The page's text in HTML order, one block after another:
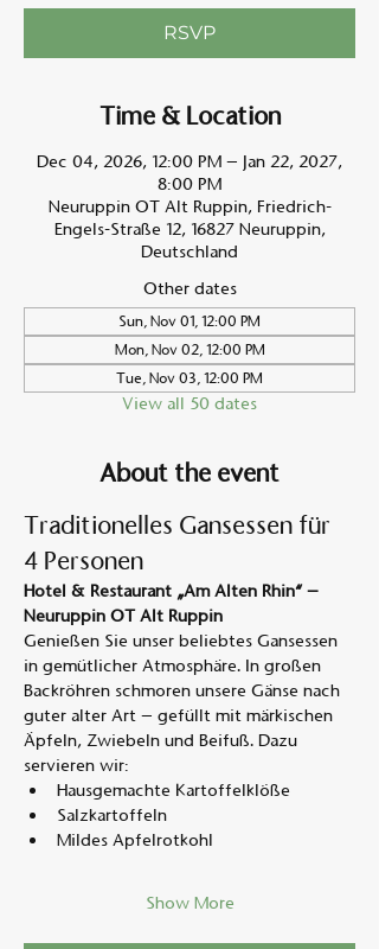
RSVP
Time & Location
Dec 04, 2026, 12:00 PM – Jan 22, 2027,
8:00 PM
Neuruppin OT Alt Ruppin, Friedrich-
Engels-Straße 12, 16827 Neuruppin,
Deutschland
Other dates
Sun, Nov 01, 12:00 PM
Mon, Nov 02, 12:00 PM
Tue, Nov 03, 12:00 PM
View all 50 dates
About the event
Traditionelles Gansessen für
4 Personen
Hotel & Restaurant „Am Alten Rhin“ –
Neuruppin OT Alt Ruppin
Genießen Sie unser beliebtes Gansessen
in gemütlicher Atmosphäre. In großen
Backröhren schmoren unsere Gänse nach
guter alter Art – gefüllt mit märkischen
Äpfeln, Zwiebeln und Beifuß. Dazu
servieren wir:
Hausgemachte Kartoffelklöße
Salzkartoffeln
Mildes Apfelrotkohl
Show More